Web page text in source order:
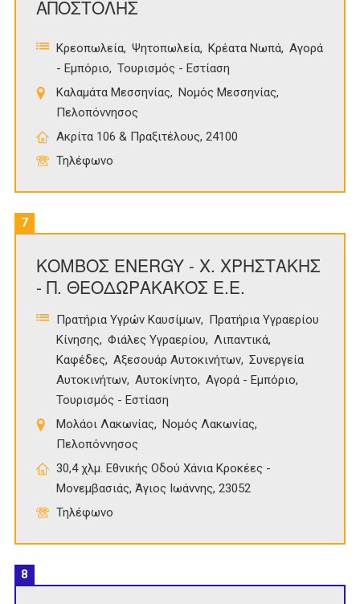
ΑΠΟΣΤΟΛΗΣ
Κρεοπωλεία Ψητοπωλεία Κρέατα Νωπά Αγορά
- Εμπόριο
Τουρισμός - Εστίαση
Καλαμάτα Μεσσηνίας
Νομός Μεσσηνίας
Πελοπόννησος
Ακρίτα 106 & Πραξιτέλους, 24100
Τηλέφωνο
7
ΚΟΜΒΟΣ ENERGY - Χ. ΧΡΗΣΤΑΚΗΣ
- Π. ΘΕΟΔΩΡΑΚΑΚΟΣ Ε.Ε.
Πρατήρια Υγρών Καυσίμων
Πρατήρια Υγραερίου
Κίνησης
Φιάλες Υγραερίου
Λιπαντικά
Καφέδες
Αξεσουάρ Αυτοκινήτων Συνεργεία
Αυτοκινήτων Αυτοκίνητο
Αγορά - Εμπόριο
Τουρισμός - Εστίαση
Μολάοι Λακωνίας
Νομός Λακωνίας
Πελοπόννησος
30,4 χλμ. Εθνικής Οδού Χάνια Κροκέες -
Μονεμβασιάς, Άγιος Ιωάννης, 23052
Τηλέφωνο
8